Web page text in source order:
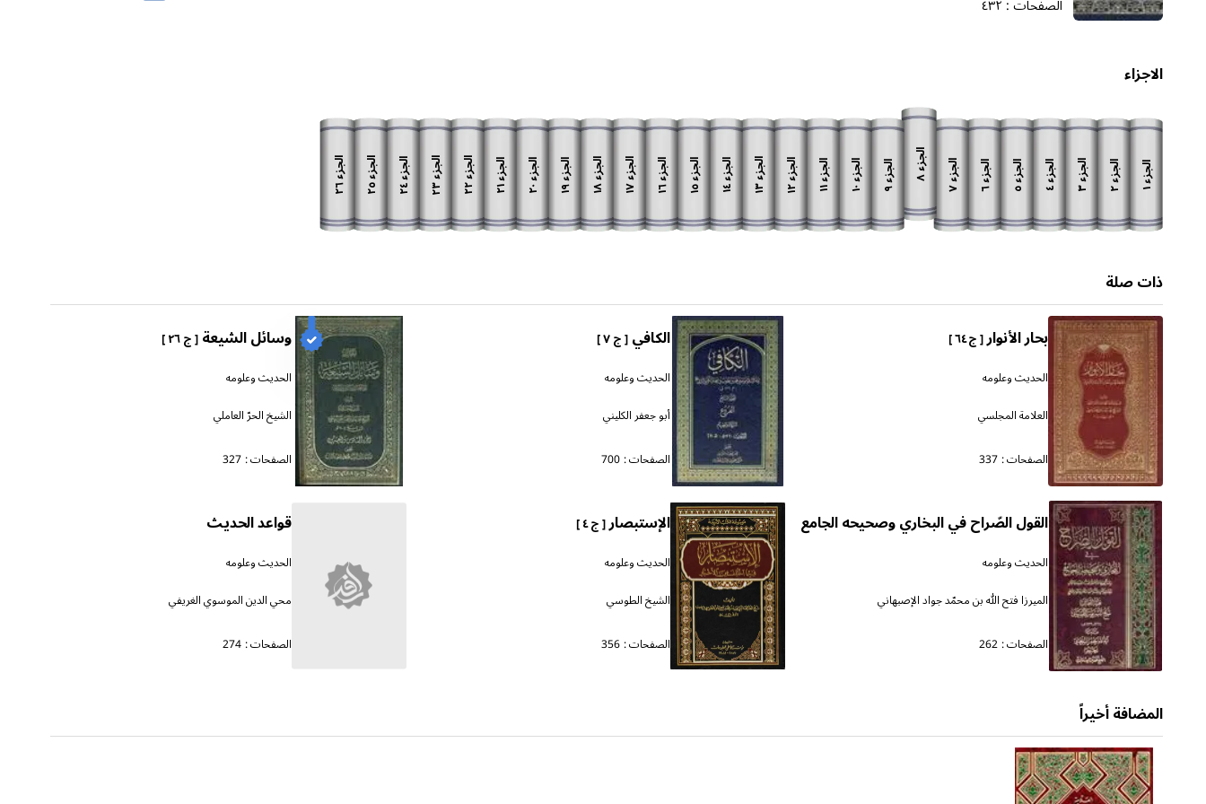
الصفحات : ٤٣٢
الاجزاء
الجزء
١
الجزء
٢
الجزء
٣
الجزء
٤
الجزء
٥
الجزء
٦
الجزء
٧
الجزء
٨ الجزء
٩
الجزء
١٠
الجزء
١١
الجزء
١٢
الجزء
١٣
الجزء
١٤
الجزء
١٥
الجزء
١٦
الجزء
١٧
الجزء
١٨
الجزء
١٩
الجزء
٢٠
الجزء
٢١
الجزء
٢٢
الجزء
٢٣
الجزء
٢٤
الجزء
٢٥
الجزء
٢٦
ذات صلة
بحار الأنوار[ ج ٦٤ ]
الحديث وعلومه
العلامة المجلسي
الصفحات : 337
الكافي[ ج ٧ ]
الحديث وعلومه
أبو جعفر الكليني
الصفحات : 700
وسائل الشيعة[ ج ٢٦ ]
الحديث وعلومه
الشيخ الحرّ العاملي
الصفحات : 327
القول الصّراح في البخاري وصحيحه الجامع
الحديث وعلومه
الميرزا فتح الله بن محمّد جواد الإصبهاني
الصفحات : 262
الإستبصار[ ج ٤ ]
الحديث وعلومه
الشيخ الطوسي
الصفحات : 356
قواعد الحديث
الحديث وعلومه
محي الدين الموسوي الغريفي
الصفحات : 274
المضافة أخيراً